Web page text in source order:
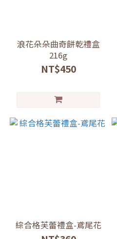
浪花朵朵曲奇餅乾禮盒
216g
NT$450
綜合格芙蕾禮盒-鳶尾花